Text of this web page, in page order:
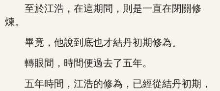
至於江浩，在這期間，則是一直在閉關修
煉。
畢竟，他說到底也才結丹初期修為。
轉眼間，時間便過去了五年。
五年時間，江浩的修為，已經從結丹初期，